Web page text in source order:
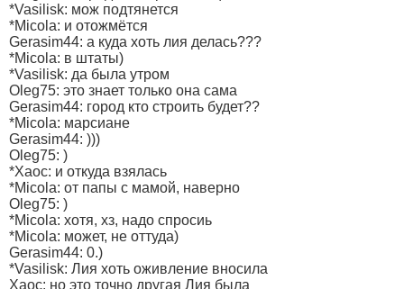
*Vasilisk: мож подтянется
*Micola: и отожмётся
Gerasim44: а куда хоть лия делась???
*Micola: в штаты)
*Vasilisk: да была утром
Oleg75: это знает только она сама
Gerasim44: город кто строить будет??
*Micola: марсиане
Gerasim44: )))
Oleg75: )
*Xaoc: и откуда взялась
*Micola: от папы с мамой, наверно
Oleg75: )
*Micola: хотя, хз, надо спросиь
*Micola: может, не оттуда)
Gerasim44: 0.)
*Vasilisk: Лия хоть оживление вносила
Xaoc: но это точно другая Лия была